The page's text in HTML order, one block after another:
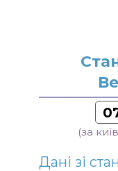
(за
Дані зі